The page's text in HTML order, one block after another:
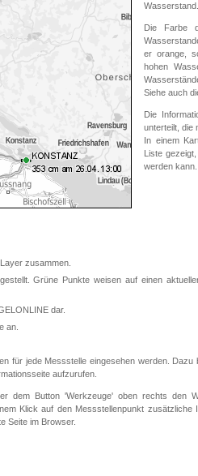
Wasserstand.
Die Farbe
er orange,
hohen
Siehe auch
Die
unterteilt, die
In einem
Liste
werden kann.
zusammen.
Grüne Punkte weisen auf einen
dar.
an.
für jede Messstelle eingesehen werden.
aufzurufen.
dem Button 'Werkzeuge' oben rechts den
Klick auf den Messstellenpunkt zusätzliche
Seite im Browser.